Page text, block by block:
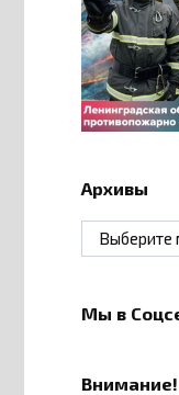
Архивы
Архивы
Мы в